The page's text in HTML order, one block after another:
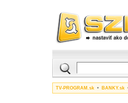
TV-PROGRAM.sk • BANKY.sk